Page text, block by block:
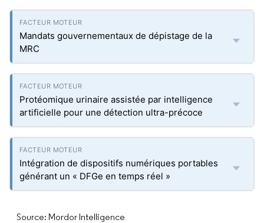
Mandats gouvernementaux de dépistage de la
MRC
Protéomique urinaire assistée par intelligence
artificielle pour une détection ultra-précoce
Intégration de dispositifs numériques portables
générant un « DFGe en temps réel »
Source: Mordor Intelligence